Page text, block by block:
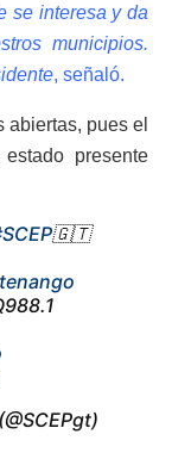
se interesa y da
municipios.
, señaló.
abiertas, pues el
presente
🇬🇹